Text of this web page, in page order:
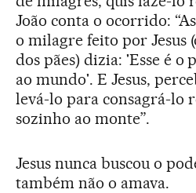
João conta o ocorrido:
o milagre feito por Jesus
dos pães) dizia: 'Esse é o
ao mundo'. E Jesus,
levá-lo para consagrá-lo
sozinho ao monte”.
Jesus nunca buscou o
também não o amava.